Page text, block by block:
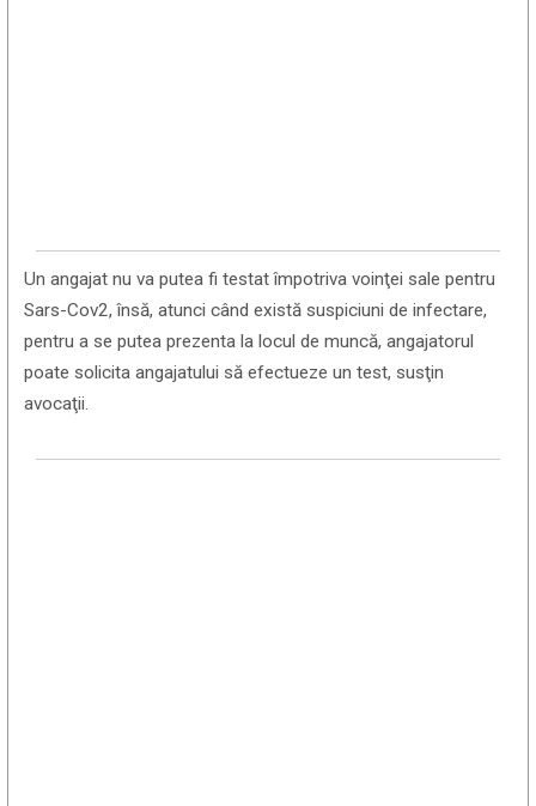
Un angajat nu va putea fi testat împotriva voinţei sale pentru
Sars-Cov2, însă, atunci când există suspiciuni de infectare,
pentru a se putea prezenta la locul de muncă, angajatorul
poate solicita angajatului să efectueze un test, susţin
avocaţii.